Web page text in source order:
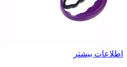
اطلاعات بیشتر